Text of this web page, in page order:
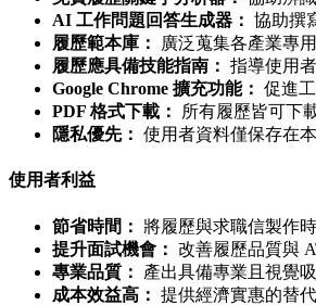
AI 工作問題回答生成器： 協助撰
履歷範本庫：
廣泛蒐集各產業專
履歷應具備技能指南： 指導使用
Google Chrome 擴充功能： 促進
PDF 格式下載：
所有履歷皆可下
隱私優先： 使用者資料僅保存在
使用者利益
節省時間：
將履歷與求職信製作
提升面試機會： 改善履歷品質與
專業品質：
產出具備專業且視覺
成本效益高： 提供經濟實惠的替